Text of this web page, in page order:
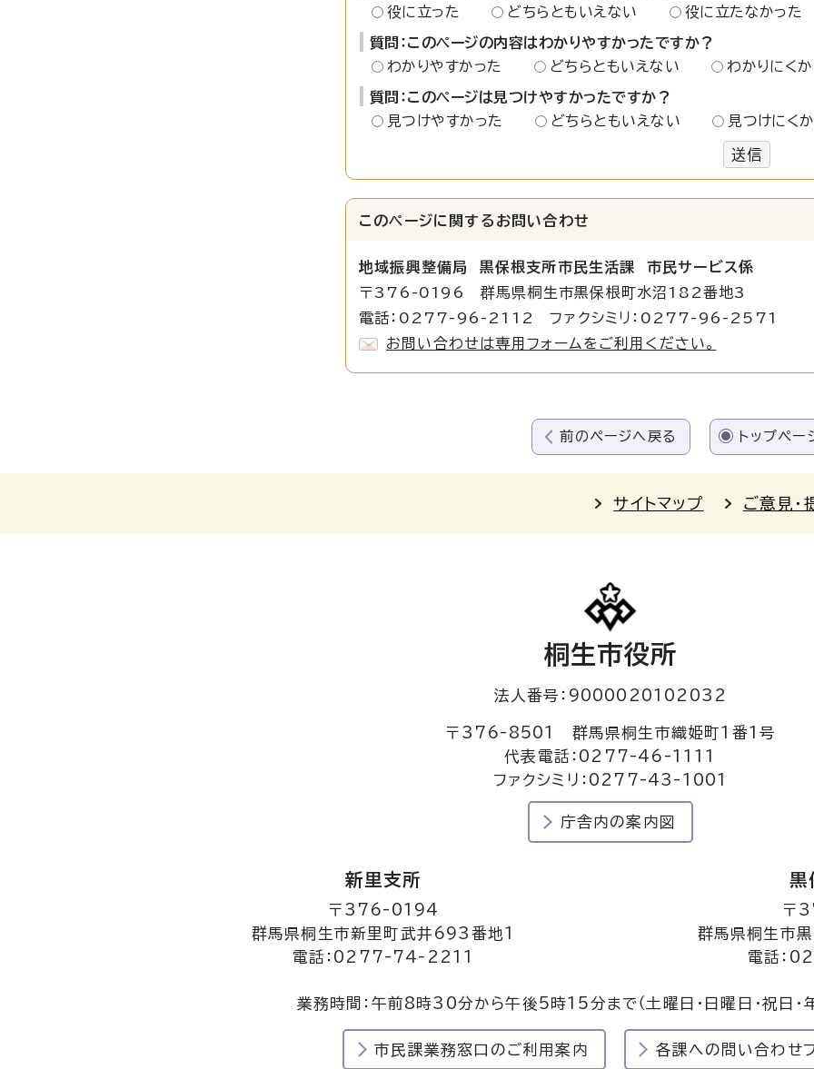
役に立った
どちらともいえない 役に立たなかった
質問：このページの内容はわかりやすかったですか？
わかりやすかった
どちらともいえない わかりにくか
質問：このページは見つけやすかったですか？
見つけやすかった
どちらともいえない 見つけにく
送信
このページに関する お問い合わせ
地域振興整備局 黒保根支所市民生活課 市民サービス係
〒376-0196 群馬県桐生市黒保根町水沼182番地3
電話：0277-96-2112 ファクシミリ：0277-96-2571
お問い合わせは専用フォームをご利用ください。
前のページへ戻る トップペー
サイトマップ ご意見・
桐生市役所
法人番号：9000020102032
〒376-8501 群馬県桐生市織姫町1番1号
代表電話：0277-46-1111
ファクシミリ：0277-43-1001
庁舎内の案内図
新里支所
〒376-0194
群馬県桐生市新里町武井693番地1
電話：0277-74-2211
黒
〒
群馬県桐生市
電話：
業務時間：午前8時30分から午後5時15分まで（土曜日・日曜日・祝日・
市民課業務窓口のご利用案内 各課への問い合わせ